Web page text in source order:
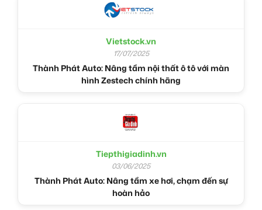
Vietstock.vn
17/07/2025
Thành Phát Auto: Nâng tầm nội thất ô tô với màn
hình Zestech chính hãng
Tiepthigiadinh.vn
03/06/2025
Thành Phát Auto: Nâng tầm xe hơi, chạm đến sự
hoàn hảo